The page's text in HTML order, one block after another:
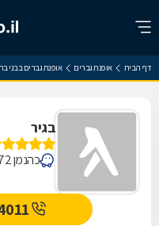
דף הבית אופנת גברים אופנת גברים בבני
בגיר
כהנמן 72, בני ברק